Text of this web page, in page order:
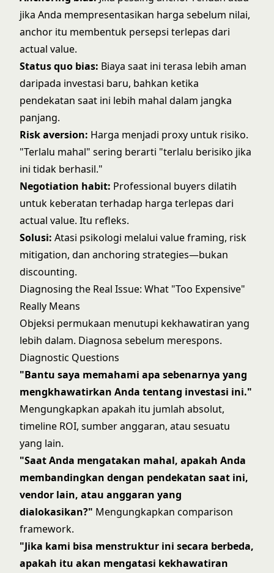
jika Anda mempresentasikan harga sebelum nilai,
anchor itu membentuk persepsi terlepas dari
actual value.
Status quo bias: Biaya saat ini terasa lebih aman
daripada investasi baru, bahkan ketika
pendekatan saat ini lebih mahal dalam jangka
panjang.
Risk aversion: Harga menjadi proxy untuk risiko.
"Terlalu mahal" sering berarti "terlalu berisiko jika
ini tidak berhasil."
Negotiation habit: Professional buyers dilatih
untuk keberatan terhadap harga terlepas dari
actual value. Itu refleks.
Solusi: Atasi psikologi melalui value framing, risk
mitigation, dan anchoring strategies—bukan
discounting.
Diagnosing the Real Issue: What "Too Expensive"
Really Means
Objeksi permukaan menutupi kekhawatiran yang
lebih dalam. Diagnosa sebelum merespons.
Diagnostic Questions
"Bantu saya memahami apa sebenarnya yang
mengkhawatirkan Anda tentang investasi ini."
Mengungkapkan apakah itu jumlah absolut,
timeline ROI, sumber anggaran, atau sesuatu
yang lain.
"Saat Anda mengatakan mahal, apakah Anda
membandingkan dengan pendekatan saat ini,
vendor lain, atau anggaran yang
dialokasikan?" Mengungkapkan comparison
framework.
"Jika kami bisa menstruktur ini secara berbeda,
apakah itu akan mengatasi kekhawatiran